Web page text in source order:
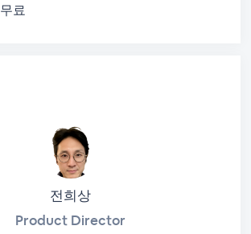
무료
전희상
Product Director